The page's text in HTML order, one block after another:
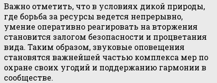
Важно отметить, что в условиях дикой природы,
где борьба за ресурсы ведется непрерывно,
умение оперативно реагировать на вторжения
становится залогом безопасности и процветания
вида. Таким образом, звуковые оповещения
становятся важнейшей частью комплекса мер по
охране своих угодий и поддержанию гармонии в
сообществе.